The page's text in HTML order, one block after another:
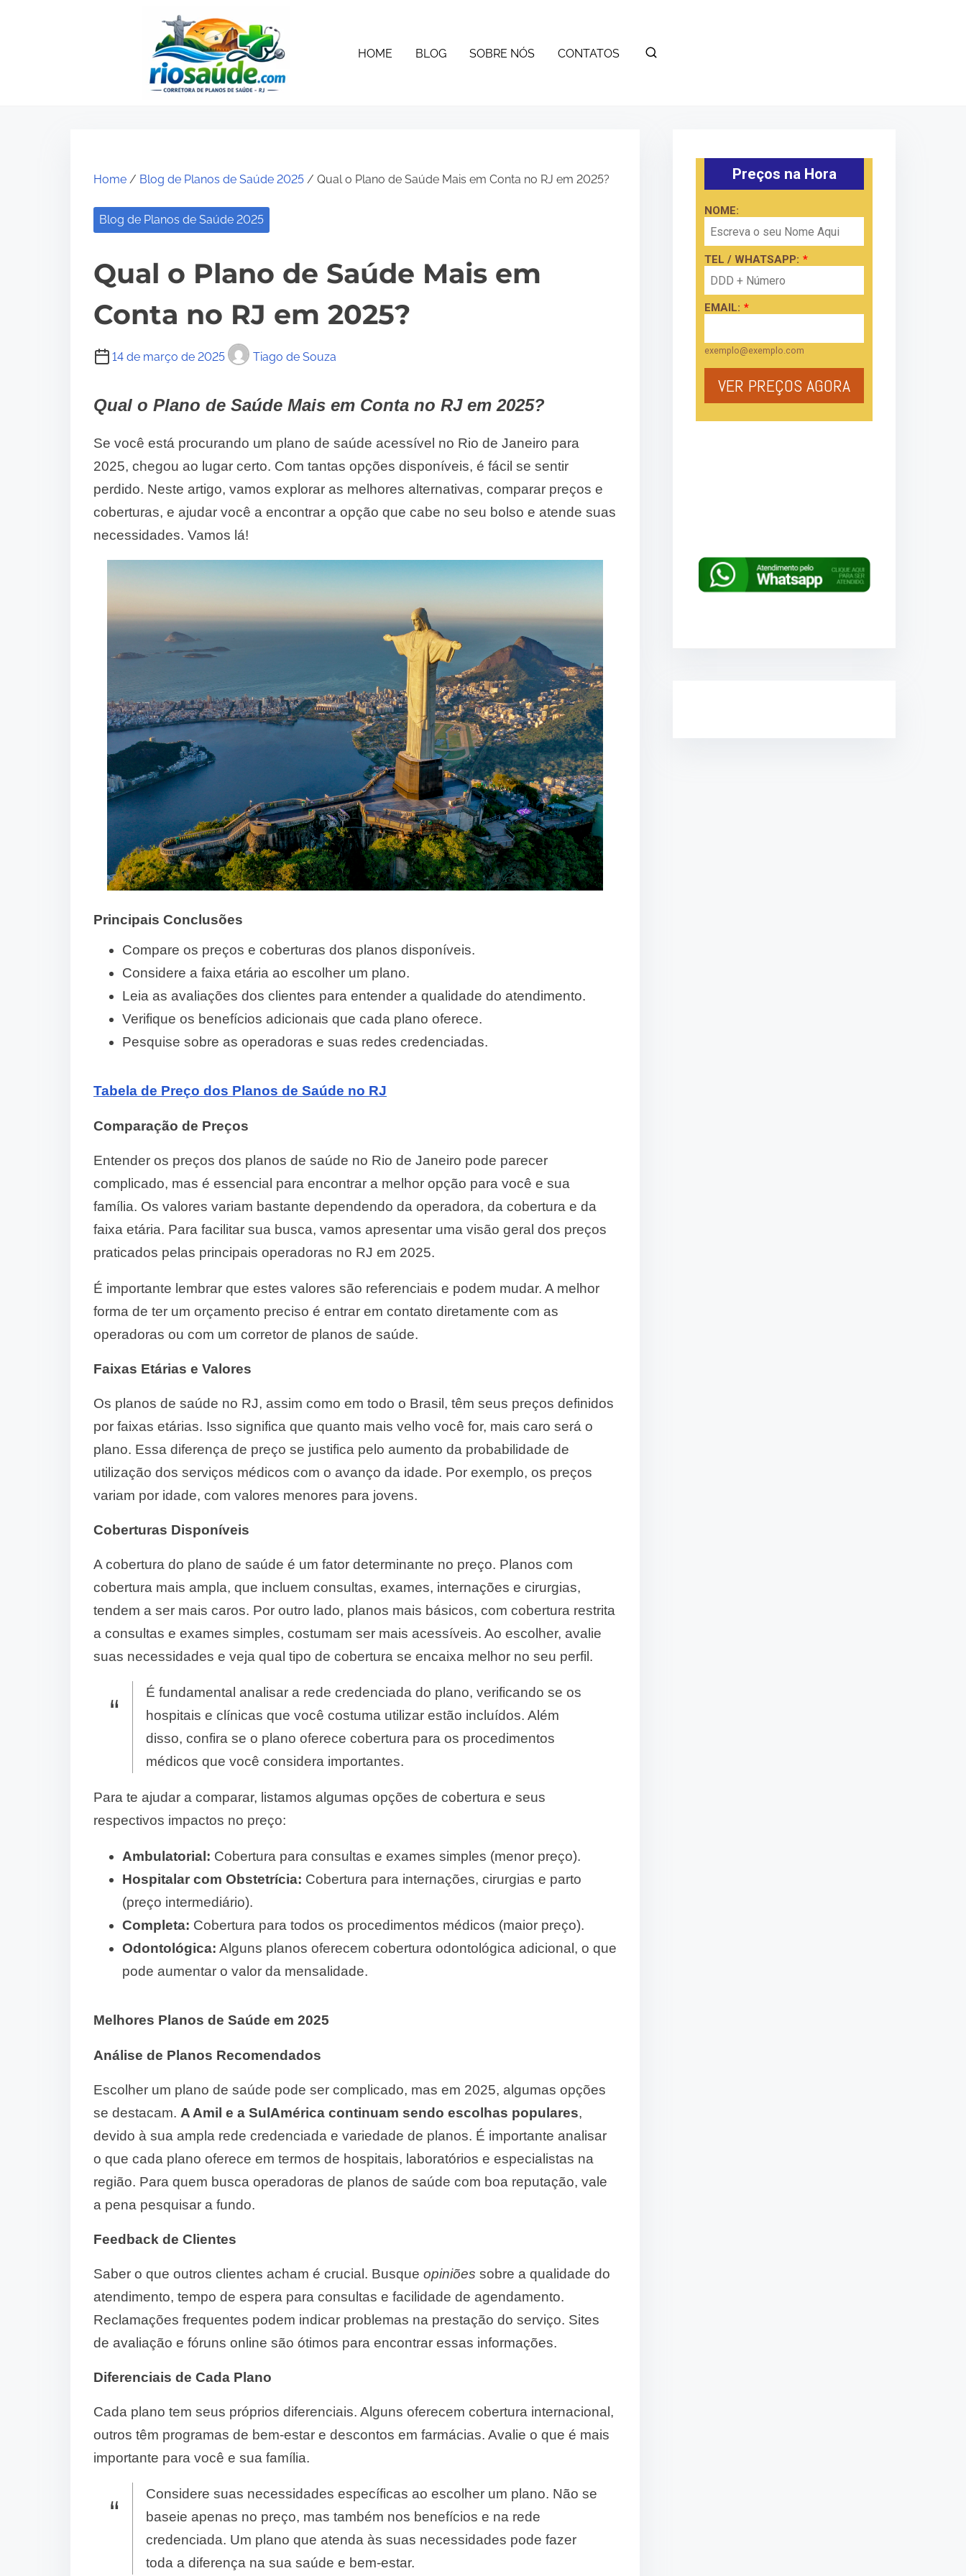
HOME BLOG SOBRE NÓS CONTATOS
Home / Blog de Planos de Saúde 2025 / Qual o Plano de Saúde Mais em Conta no RJ em 2025?
Blog de Planos de Saúde 2025
Qual o Plano de Saúde Mais em
Conta no RJ em 2025?
14 de março de 2025 Tiago de Souza
Qual o Plano de Saúde Mais em Conta no RJ em 2025?
Se você está procurando um plano de saúde acessível no Rio de Janeiro para
2025, chegou ao lugar certo. Com tantas opções disponíveis, é fácil se sentir
perdido. Neste artigo, vamos explorar as melhores alternativas, comparar preços e
coberturas, e ajudar você a encontrar a opção que cabe no seu bolso e atende suas
necessidades. Vamos lá!
Principais Conclusões
Compare os preços e coberturas dos planos disponíveis.
Considere a faixa etária ao escolher um plano.
Leia as avaliações dos clientes para entender a qualidade do atendimento.
Verifique os benefícios adicionais que cada plano oferece.
Pesquise sobre as operadoras e suas redes credenciadas.
Tabela de Preço dos Planos de Saúde no RJ
Comparação de Preços
Entender os preços dos planos de saúde no Rio de Janeiro pode parecer
complicado, mas é essencial para encontrar a melhor opção para você e sua
família. Os valores variam bastante dependendo da operadora, da cobertura e da
faixa etária. Para facilitar sua busca, vamos apresentar uma visão geral dos preços
praticados pelas principais operadoras no RJ em 2025.
É importante lembrar que estes valores são referenciais e podem mudar. A melhor
forma de ter um orçamento preciso é entrar em contato diretamente com as
operadoras ou com um corretor de planos de saúde.
Faixas Etárias e Valores
Os planos de saúde no RJ, assim como em todo o Brasil, têm seus preços definidos
por faixas etárias. Isso significa que quanto mais velho você for, mais caro será o
plano. Essa diferença de preço se justifica pelo aumento da probabilidade de
utilização dos serviços médicos com o avanço da idade. Por exemplo, os preços
variam por idade, com valores menores para jovens.
Coberturas Disponíveis
A cobertura do plano de saúde é um fator determinante no preço. Planos com
cobertura mais ampla, que incluem consultas, exames, internações e cirurgias,
tendem a ser mais caros. Por outro lado, planos mais básicos, com cobertura restrita
a consultas e exames simples, costumam ser mais acessíveis. Ao escolher, avalie
suas necessidades e veja qual tipo de cobertura se encaixa melhor no seu perfil.
É fundamental analisar a rede credenciada do plano, verificando se os
hospitais e clínicas que você costuma utilizar estão incluídos. Além
disso, confira se o plano oferece cobertura para os procedimentos
médicos que você considera importantes.
Para te ajudar a comparar, listamos algumas opções de cobertura e seus
respectivos impactos no preço:
Ambulatorial: Cobertura para consultas e exames simples (menor preço).
Hospitalar com Obstetrícia: Cobertura para internações, cirurgias e parto
(preço intermediário).
Completa: Cobertura para todos os procedimentos médicos (maior preço).
Odontológica: Alguns planos oferecem cobertura odontológica adicional, o que
pode aumentar o valor da mensalidade.
Melhores Planos de Saúde em 2025
Análise de Planos Recomendados
Escolher um plano de saúde pode ser complicado, mas em 2025, algumas opções
se destacam. A Amil e a SulAmérica continuam sendo escolhas populares,
devido à sua ampla rede credenciada e variedade de planos. É importante analisar
o que cada plano oferece em termos de hospitais, laboratórios e especialistas na
região. Para quem busca operadoras de planos de saúde com boa reputação, vale
a pena pesquisar a fundo.
Feedback de Clientes
Saber o que outros clientes acham é crucial. Busque opiniões sobre a qualidade do
atendimento, tempo de espera para consultas e facilidade de agendamento.
Reclamações frequentes podem indicar problemas na prestação do serviço. Sites
de avaliação e fóruns online são ótimos para encontrar essas informações.
Diferenciais de Cada Plano
Cada plano tem seus próprios diferenciais. Alguns oferecem cobertura internacional,
outros têm programas de bem-estar e descontos em farmácias. Avalie o que é mais
importante para você e sua família.
Considere suas necessidades específicas ao escolher um plano. Não se
baseie apenas no preço, mas também nos benefícios e na rede
credenciada. Um plano que atenda às suas necessidades pode fazer
toda a diferença na sua saúde e bem-estar.